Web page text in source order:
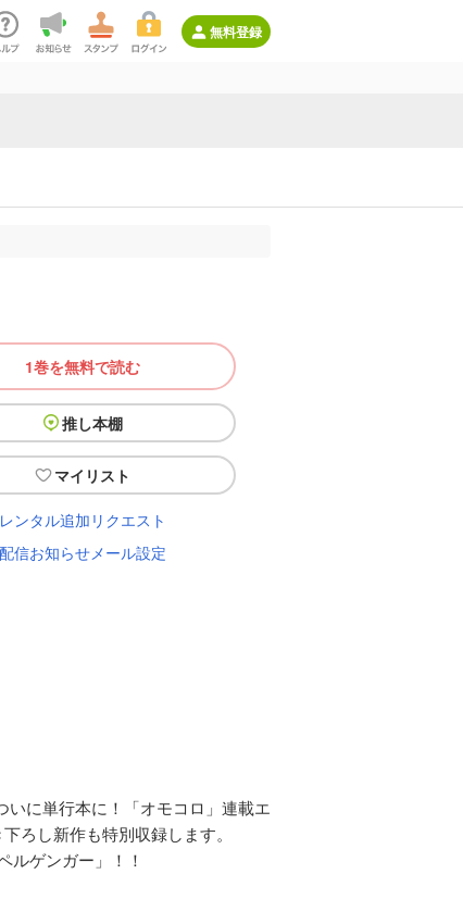
無料登録
1巻を無料で読む
推し本棚
マイリスト
レンタル追加リクエスト
配信お知らせメール設定
に単行本に！「オモコロ」連載エ
ろし新作も特別収録します。
ルゲンガー」！！